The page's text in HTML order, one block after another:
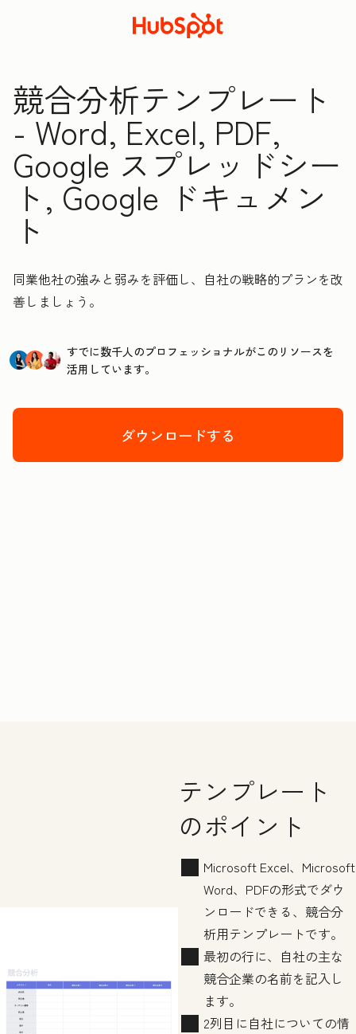
競合分析テンプレート
- Word, Excel, PDF,
Google スプレッドシー
ト, Google ドキュメン
ト
同業他社の強みと弱みを評価し、自社の戦略的プランを改
善しましょう。
すでに数千人のプロフェッショナルがこのリソースを
活用しています。
ダウンロードする
テンプレート
のポイント
Microsoft Excel、Microsoft
Word、PDFの形式でダウ
ンロードできる、競合分
析用テンプレートです。
最初の行に、自社の主な
競合企業の名前を記入し
ます。
2列目に自社についての情